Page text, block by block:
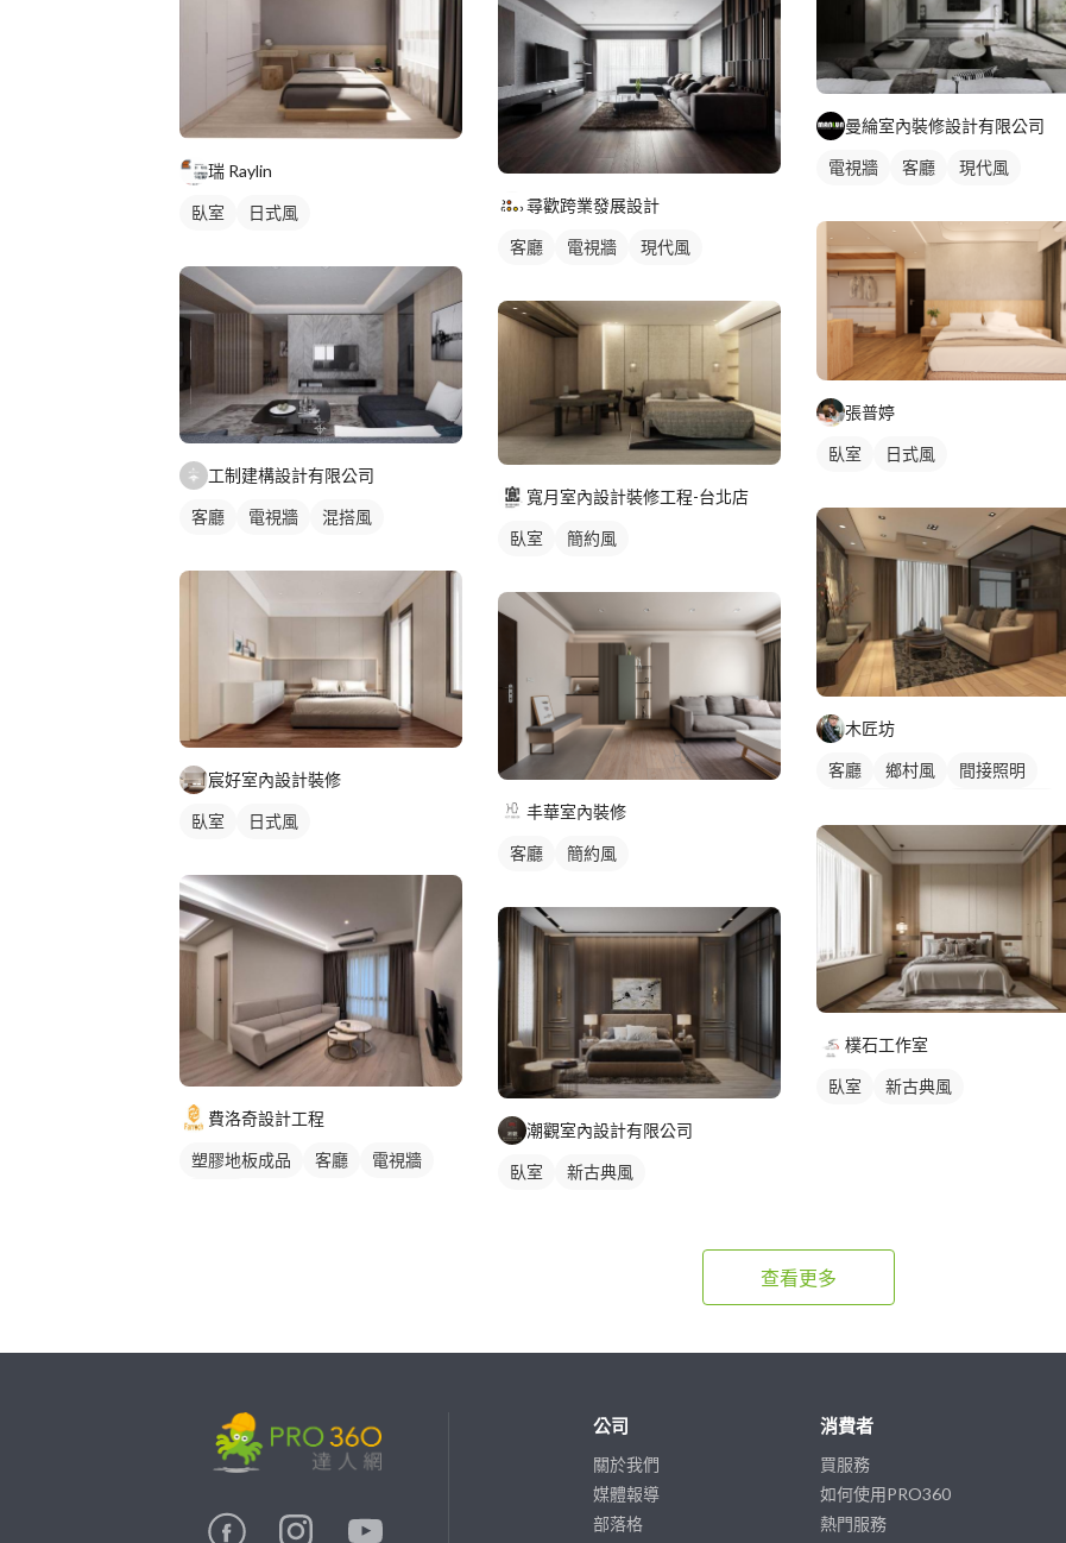
瑞 Raylin
臥室 日式風
工制建構設計有限公司
客廳 電視牆 混搭風
宸好室內設計裝修
臥室 日式風
費洛奇設計工程
塑膠地板成品 客廳
電視牆
尋歡跨業發展設計
客廳 電視牆 現代風
寬月室內設計裝修工程-台北店
臥室 簡約風
丰華室內裝修
客廳 簡約風
潮觀室內設計有限公司
臥室 新古典風
曼綸室內裝修設計有限公司
電視牆 客廳 現代風
張普婷
臥室 日式風
木匠坊
客廳 鄉村風
間接照明
樸石工作室
臥室 新古典風
查看更多
公司
關於我們
媒體報導
部落格
消費者
買服務
如何使用PRO360
熱門服務